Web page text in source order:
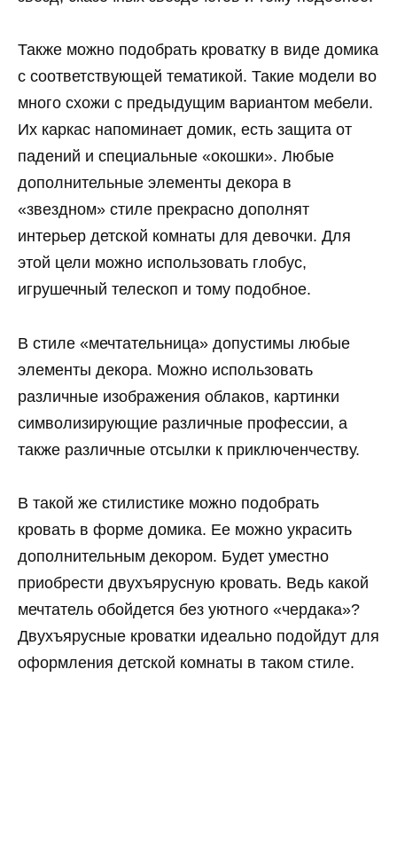
Также можно подобрать кроватку в виде домика
с соответствующей тематикой. Такие модели во
много схожи с предыдущим вариантом мебели.
Их каркас напоминает домик, есть защита от
падений и специальные «окошки». Любые
дополнительные элементы декора в
«звездном» стиле прекрасно дополнят
интерьер детской комнаты для девочки. Для
этой цели можно использовать глобус,
игрушечный телескоп и тому подобное.
В стиле «мечтательница» допустимы любые
элементы декора. Можно использовать
различные изображения облаков, картинки
символизирующие различные профессии, а
также различные отсылки к приключенчеству.
В такой же стилистике можно подобрать
кровать в форме домика. Ее можно украсить
дополнительным декором. Будет уместно
приобрести двухъярусную кровать. Ведь какой
мечтатель обойдется без уютного «чердака»?
Двухъярусные кроватки идеально подойдут для
оформления детской комнаты в таком стиле.